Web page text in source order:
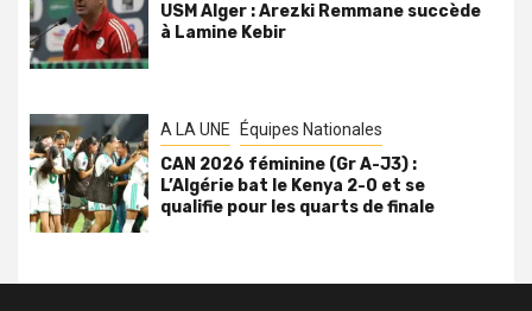
USM Alger : Arezki Remmane succède
à Lamine Kebir
A LA UNE Équipes Nationales
CAN 2026 féminine (Gr A-J3) :
L’Algérie bat le Kenya 2-0 et se
qualifie pour les quarts de finale